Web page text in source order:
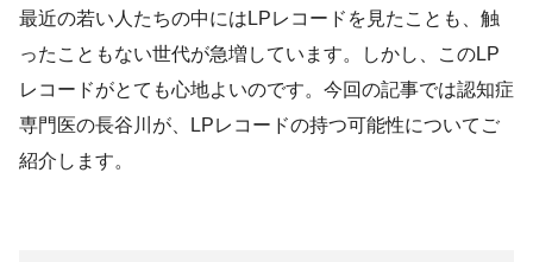
最近の若い人たちの中にはLPレコードを見たことも、触
ったこともない世代が急増しています。しかし、このLP
レコードがとても心地よいのです。今回の記事では認知症
専門医の長谷川が、LPレコードの持つ可能性についてご
紹介します。